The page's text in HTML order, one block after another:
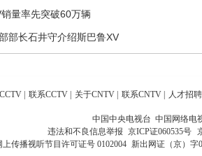
量率先突破60万辆
部长石井守介绍斯巴鲁XV
| 联系CCTV | 关于CNTV | 联系CNTV | 人才招聘
中国中央电视台 中国网络电
违法和不良信息举报 京ICP证060535号
上传播视听节目许可证号 0102004 新出网证（京）